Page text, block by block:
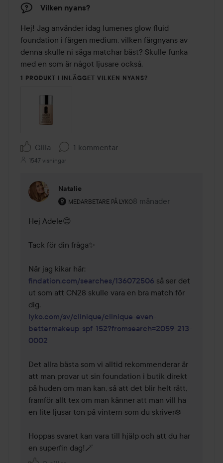
Vilken nyans?
Hej! Jag använder idag lumenes glow fluid
foundation i färgen medium, vilken färgnyans av
denna skulle ni säga matchar bäst? Skulle funka
med en som är något ljusare också.
1 PRODUKT I INLÄGGET VILKEN NYANS?
Gilla 1 kommentar
1547 visningar
Natalie
MEDARBETARE PÅ LYKO
Användarens roll: Medarbetare på Lyko.
8 månader
Kommentaren lades 8
Hej Adele😊
Tack för din fråga✨
findation.com/searches/136072506 så ser det
ut som att CN28 skulle vara en bra match för
lyko.com/sv/clinique/clinique-even-
bettermakeup-spf-152?fromsearch=2059-213-
0002
Det allra bästa som vi alltid rekommenderar är
att man provar ut sin foundation i butik direkt
på huden om man kan, så att det blir helt rätt,
framför allt tex om man känner att man vill ha
en lite ljusar ton på vintern som du skriver❄️
Hoppas svaret kan vara till hjälp och att du har
en superfin dag!🪄